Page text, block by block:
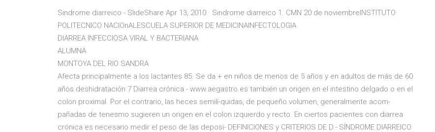
Sindrome diarreico - SlideShare Apr 13, 2010 · Sindrome diarreico 1. CMN 20 de noviembreINSTITUTO
POLITECNICO NACIOnALESCUELA SUPERIOR DE MEDICINAINFECTOLOGIA
DIARREA INFECCIOSA VIRAL Y BACTERIANA
ALUMNA
MONTOYA DEL RIO SANDRA
Afecta principalmente a los lactantes 85. Se da + en niños de menos de 5 años y en adultos de más de 60
años deshidratación 7 Diarrea crónica - www.aegastro.es también un origen en el intestino delgado o en el
colon proximal. Por el contrario, las heces semilí-quidas, de pequeño volumen, generalmente acom-
pañadas de tenesmo sugieren un origen en el colon izquierdo y recto. En ciertos pacientes con diarrea
crónica es necesario medir el peso de las deposi- DEFINICIONES y CRITERIOS DE D.- SÍNDROME DIARREICO